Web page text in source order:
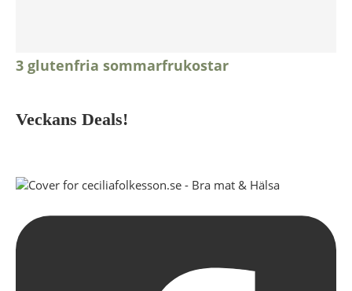
3 glutenfria sommarfrukostar
Veckans Deals!